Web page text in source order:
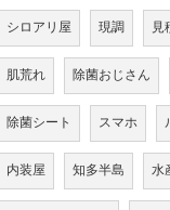
シロアリ屋 現調 見
肌荒れ 除菌おじさん
除菌シート スマホ
内装屋 知多半島 水